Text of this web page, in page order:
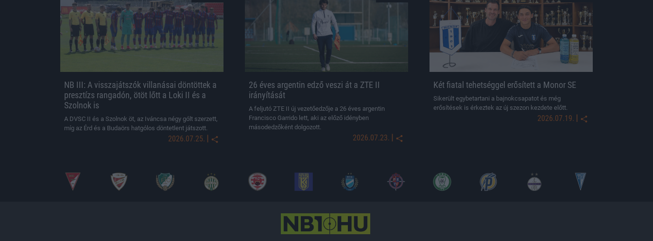
NB III: A visszajátszók villanásai döntöttek a
presztízs rangadón, ötöt lőtt a Loki II és a
Szolnok is
A DVSC II és a Szolnok öt, az Iváncsa négy gólt szerzett,
míg az Érd és a Budaörs hatgólos döntetlent játszott.
2026.07.25. |
26 éves argentin edző veszi át a ZTE II
irányítását
A feljutó ZTE II új vezetőedzője a 26 éves argentin
Francisco Garrido lett, aki az előző idényben
másodedzőként dolgozott.
2026.07.23. |
Két fiatal tehetséggel erősített a Monor SE
Sikerült egybetartani a bajnokcsapatot és még
erősítések is érkeztek az új szezon kezdete előtt.
2026.07.19. |